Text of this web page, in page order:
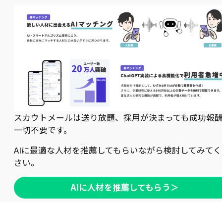
スカウトメールは送り放題、採用が決まっても成功報
一切不要です。
AIに最適な人材を推薦してもらいながら検討してみて
さい。
AIに人材を推薦してもらう＞